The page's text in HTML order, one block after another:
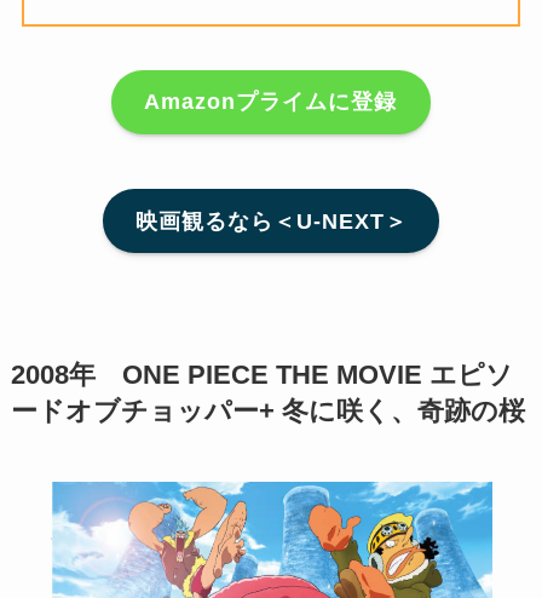
Amazonプライムに登録
映画観るなら＜U-NEXT＞
2008年 ONE PIECE THE MOVIE エピソ
ードオブチョッパー+ 冬に咲く、奇跡の桜